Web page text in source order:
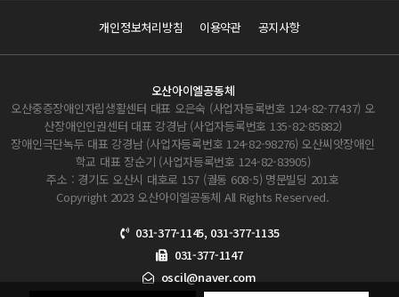
개인정보처리방침 이용약관 공지사항
오산아이엘공동체
오산중증장애인자립생활센터 대표 오은숙 (사업자등록번호 124-82-77437) 오
산장애인인권센터 대표 강경남 (사업자등록번호 135-82-85882)
장애인극단녹두 대표 강경남 (사업자등록번호 124-82-98276) 오산씨앗장애인
학교 대표 장순기 (사업자등록번호 124-82-83905)
주소 : 경기도 오산시 대호로 157 (궐동 608-5) 명문빌딩 201호
Copyright 2023 오산아이엘공동체 All Rights Reserved.
031-377-1145, 031-377-1135
031-377-1147
oscil@naver.com